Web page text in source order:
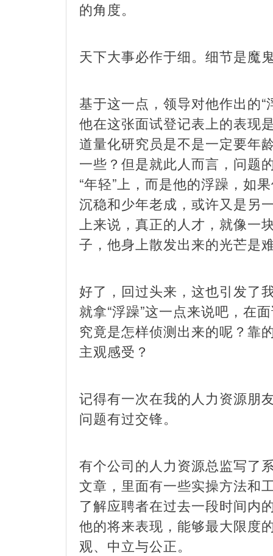
的角度。
天下大事必作于细。细节是魔
基于这一点，领导对他作出的“
他在这张面试登记表上的表现
道量化研究员是不是一定要年
一些？但是就此人而言，问题
“年轻”上，而是他的浮躁，如
沉稳和少年老成，或许又是另
上来说，真正的人才，就像一
子，他身上散发出来的光芒是
好了，回过头来，这也引发了
就拿“浮躁”这一点来说吧，在
究竟是怎样侦测出来的呢？靠
主观感受？
记得有一次在我的人力资源朋
问题有过交锋。
有个公司的人力资源总监写了
文章，里面有一些实操方法和
了解应聘者在过去一段时间内
他的将来表现，能够最大限度
观、中立与公正。